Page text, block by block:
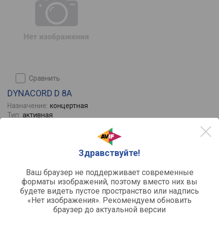
Здравствуйте!
Ваш браузер не поддерживает современные
форматы изображений, поэтому вместо них вы
будете видеть пустое пространство или надпись
«Нет изображения». Рекомендуем обновить
браузер до актуальной версии
сравнить
DYNACORD D 8A
Назначение: концертная
Тип: активная
фазоинвертор, рупорное
XLR и комбо Jack (6.35 мм) / XLR